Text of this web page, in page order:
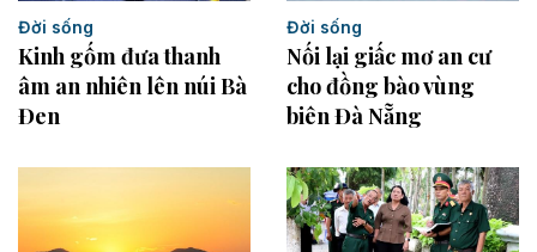
Đời sống
Kinh gốm đưa thanh
âm an nhiên lên núi Bà
Đen
Đời sống
Nối lại giấc mơ an cư
cho đồng bào vùng
biên Đà Nẵng